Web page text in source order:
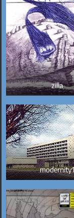
zilla